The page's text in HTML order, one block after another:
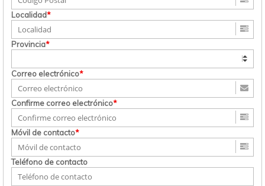
Localidad*
Provincia*
Correo electrónico*
Confirme correo electrónico*
Móvil de contacto*
Teléfono de contacto